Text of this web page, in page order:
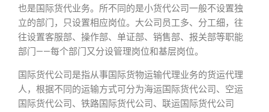
也是国际货代业务。所不同的是小货代公司一般不设置独
立的部门，只设置相应岗位。大公司员工多、分工细，往
往设置客服部、操作部、单证部、销售部、报关部等职能
部门——每个部门又分设管理岗位和基层岗位。
国际货代公司是指从事国际货物运输代理业务的货运代理
人，根据不同的运输方式可分为海运国际货代公司、空运
国际货代公司、铁路国际货代公司、联运国际货代公司